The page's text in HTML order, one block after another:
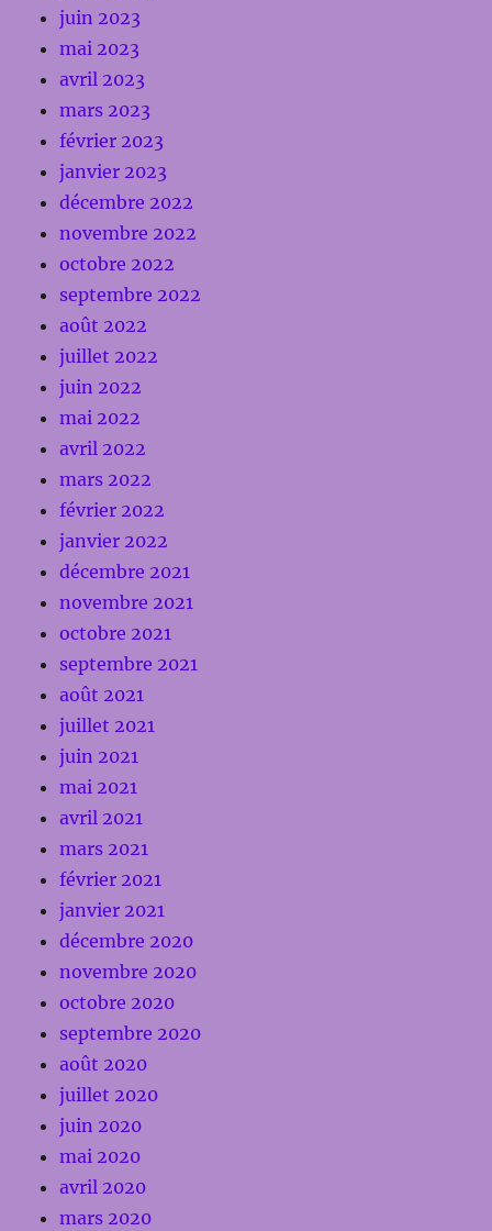
juin 2023
mai 2023
avril 2023
mars 2023
février 2023
janvier 2023
décembre 2022
novembre 2022
octobre 2022
septembre 2022
août 2022
juillet 2022
juin 2022
mai 2022
avril 2022
mars 2022
février 2022
janvier 2022
décembre 2021
novembre 2021
octobre 2021
septembre 2021
août 2021
juillet 2021
juin 2021
mai 2021
avril 2021
mars 2021
février 2021
janvier 2021
décembre 2020
novembre 2020
octobre 2020
septembre 2020
août 2020
juillet 2020
juin 2020
mai 2020
avril 2020
mars 2020